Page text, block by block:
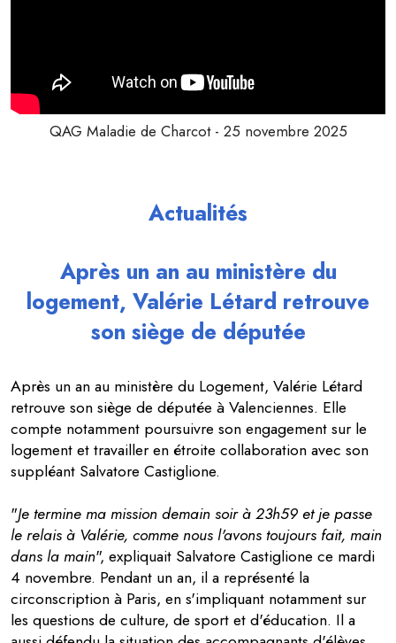
QAG Maladie de Charcot - 25 novembre 2025
Actualités
Après un an au ministère du
logement, Valérie Létard retrouve
son siège de députée
Après un an au ministère du Logement, Valérie Létard
retrouve son siège de députée à Valenciennes. Elle
compte notamment poursuivre son engagement sur le
logement et travailler en étroite collaboration avec son
suppléant Salvatore Castiglione.
"Je termine ma mission demain soir à 23h59 et je passe
le relais à Valérie, comme nous l'avons toujours fait, main
dans la main", expliquait Salvatore Castiglione ce mardi
4 novembre. Pendant un an, il a représenté la
circonscription à Paris, en s'impliquant notamment sur
les questions de culture, de sport et d'éducation. Il a